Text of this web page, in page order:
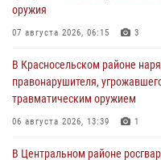
оружия
07 августа 2026, 06:15 3
В Красносельском районе
правонарушителя,
травматическим оружием
06 августа 2026, 13:39 1
В Центральном районе